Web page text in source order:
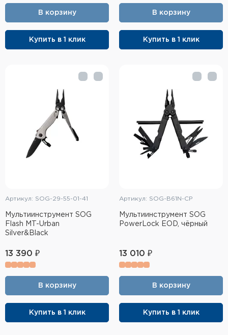
В корзину
Купить в 1 клик
В корзину
Купить в 1 клик
Артикул: SOG-29-55-01-41
Мультиинструмент SOG
Flash MT-Urban
Silver&Black
13 390 ₽
В корзину
Купить в 1 клик
Артикул: SOG-B61N-CP
Мультиинструмент SOG
PowerLock EOD, чёрный
13 010 ₽
В корзину
Купить в 1 клик